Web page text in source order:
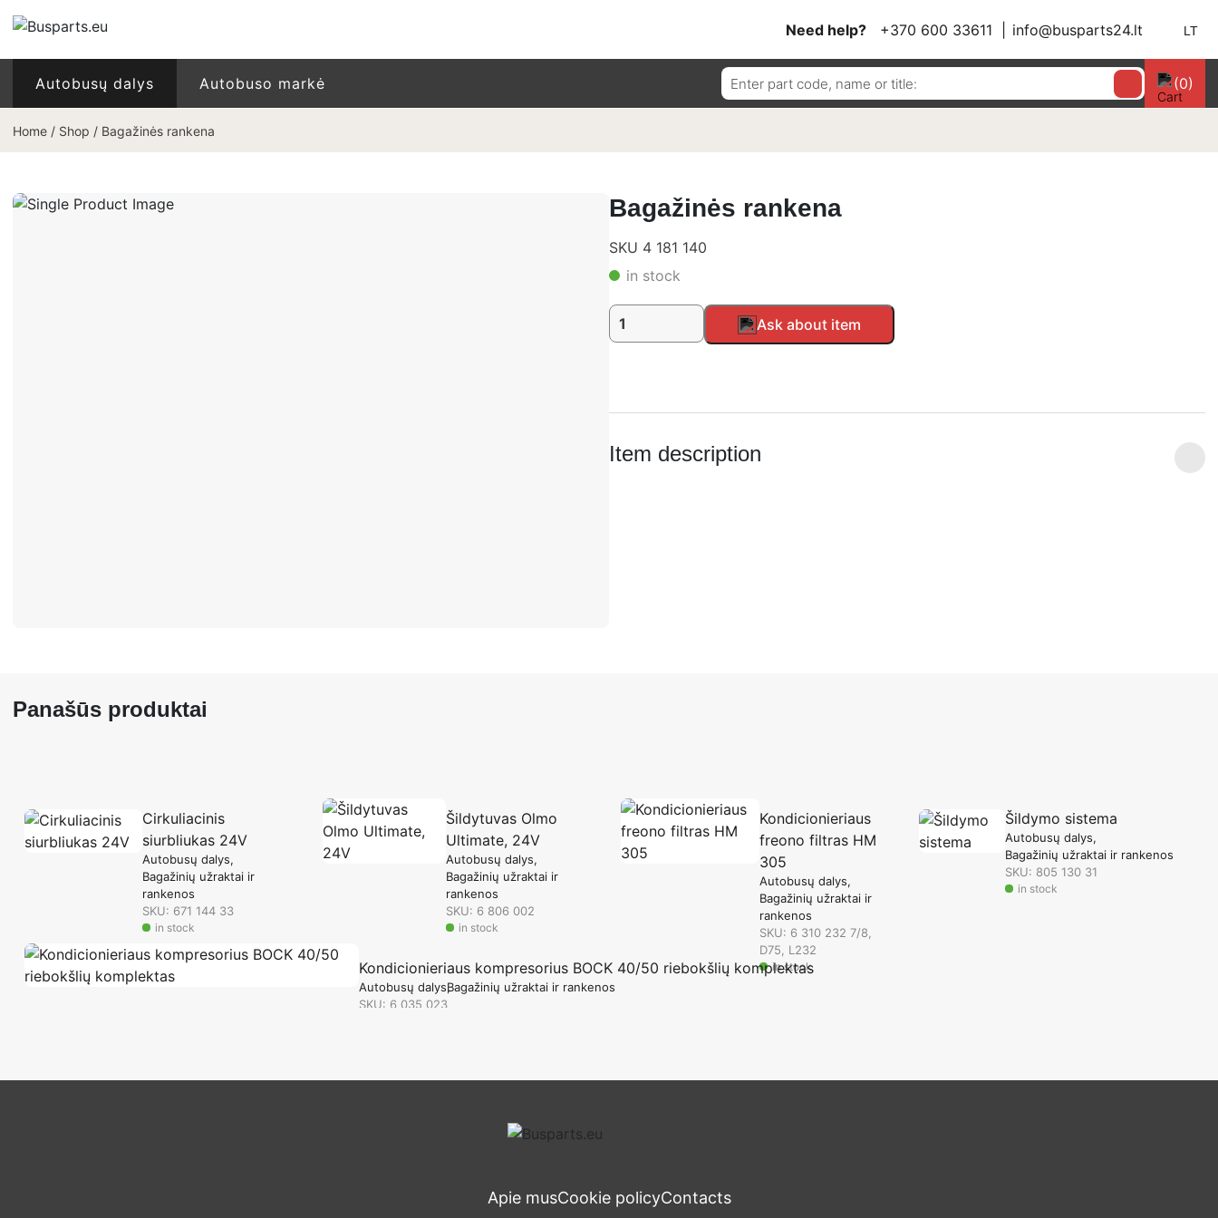
Need help? +370 600 33611 info@busparts24.lt LT
Autobusų dalys Autobuso markė Ieškoti: (0)
Home / Shop / Bagažinės rankena
Bagažinės rankena
SKU 4 181 140
in stock
produkto
kiekis:
Ask about item
Alternative:
Item description
Panašūs produktai
Cirkuliacinis
siurbliukas 24V
Autobusų dalys
Bagažinių užraktai ir
rankenos
SKU: 671 144 33
in stock
Šildytuvas Olmo
Ultimate, 24V
Autobusų dalys
Bagažinių užraktai ir
rankenos
SKU: 6 806 002
in stock
Kondicionieriaus
freono filtras HM
305
Autobusų dalys
Bagažinių užraktai ir
rankenos
SKU: 6 310 232 7/8,
D75, L232
in stock
Šildymo sistema
Autobusų dalys
Bagažinių užraktai ir rankenos
SKU: 805 130 31
in stock
Kondicionieriaus kompresorius BOCK 40/50 riebokšlių komplektas
Autobusų dalysBagažinių užraktai ir rankenos
SKU: 6 035 023
Apie musCookie policyContacts